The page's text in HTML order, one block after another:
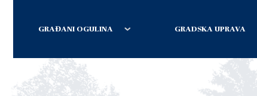
GRAĐANI OGULINA GRADSKA UPRAVA